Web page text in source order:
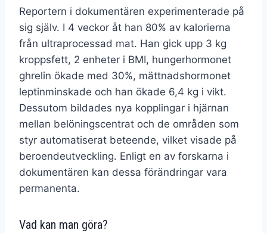
Reportern i dokumentären experimenterade på
sig själv. I 4 veckor åt han 80% av kalorierna
från ultraprocessad mat. Han gick upp 3 kg
kroppsfett, 2 enheter i BMI, hungerhormonet
ghrelin ökade med 30%, mättnadshormonet
leptinminskade och han ökade 6,4 kg i vikt.
Dessutom bildades nya kopplingar i hjärnan
mellan belöningscentrat och de områden som
styr automatiserat beteende, vilket visade på
beroendeutveckling. Enligt en av forskarna i
dokumentären kan dessa förändringar vara
permanenta.
Vad kan man göra?